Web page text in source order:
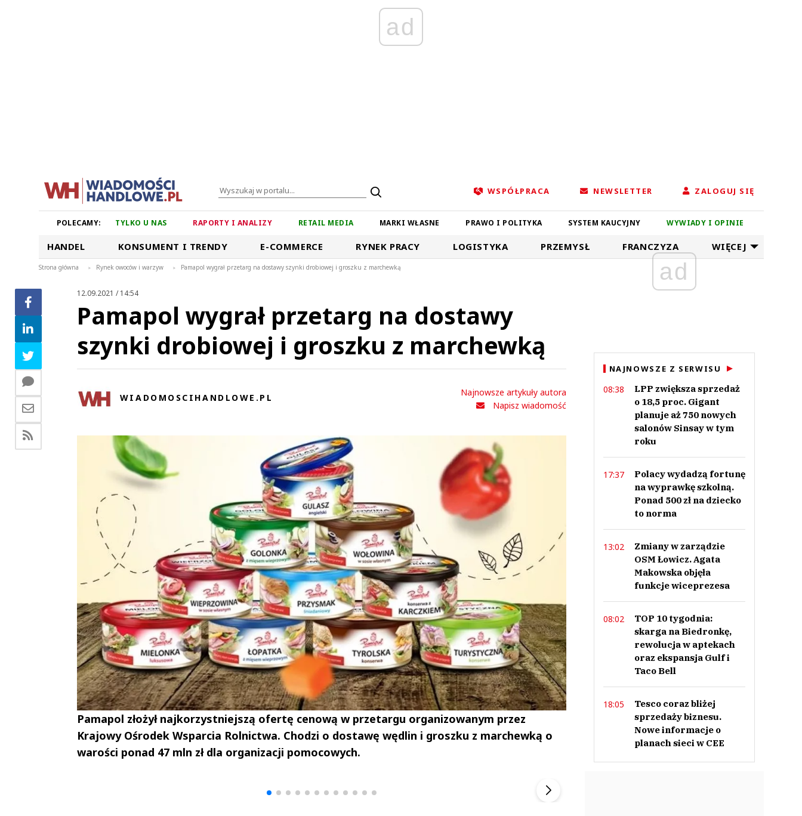
ad
WSPÓŁPRACA NEWSLETTER ZALOGUJ SIĘ
POLECAMY: TYLKO U NAS RAPORTY I ANALIZY RETAIL MEDIA MARKI WŁASNE PRAWO I POLITYKA SYSTEM KAUCYJNY WYWIADY I OPINIE
HANDEL KONSUMENT I TRENDY E-COMMERCE RYNEK PRACY LOGISTYKA PRZEMYSŁ FRANCZYZA WIĘCEJ
Strona główna > Rynek owoców i warzyw > Pamapol wygrał przetarg na dostawy szynki drobiowej i groszku z marchewką
12.09.2021 / 14:54
Pamapol wygrał przetarg na dostawy
szynki drobiowej i groszku z marchewką
WIADOMOSCIHANDLOWE.PL
Najnowsze artykuły autora
Napisz wiadomość
Pamapol złożył najkorzystniejszą ofertę cenową w przetargu organizowanym przez
Krajowy Ośrodek Wsparcia Rolnictwa. Chodzi o dostawę wędlin i groszku z marchewką o
warości ponad 47 mln zł dla organizacji pomocowych.
Andrzej i Marta
Marta i Andrzej
Szefem być Sezon 2 Marcin Przybysz
ad
NAJNOWSZE Z SERWISU
08:38
LPP zwiększa sprzedaż
o 18,5 proc. Gigant
planuje aż 750 nowych
salonów Sinsay w tym
roku
17:37
Polacy wydadzą fortunę
na wyprawkę szkolną.
Ponad 500 zł na dziecko
to norma
13:02
Zmiany w zarządzie
OSM Łowicz. Agata
Makowska objęła
funkcje wiceprezesa
08:02
TOP 10 tygodnia:
skarga na Biedronkę,
rewolucja w aptekach
oraz ekspansja Gulf i
Taco Bell
18:05
Tesco coraz bliżej
sprzedaży biznesu.
Nowe informacje o
planach sieci w CEE